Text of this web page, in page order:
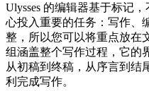
Ulysses 的编辑器基于标记
心投入重要的任务：写作、
整，所以您可以将重点放在
组涵盖整个写作过程，它的
从初稿到终稿，从序言到结
利完成写作。